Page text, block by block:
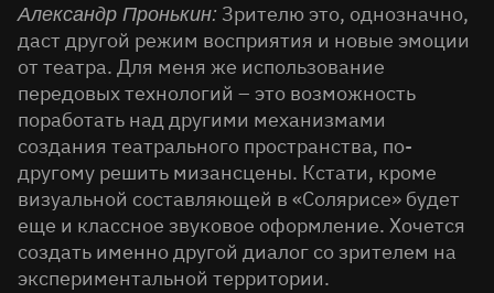
Александр Пронькин: Зрителю это, однозначно,
даст другой режим восприятия и новые эмоции
от театра. Для меня же использование
передовых технологий – это возможность
поработать над другими механизмами
создания театрального пространства, по-
другому решить мизансцены. Кстати, кроме
визуальной составляющей в «Солярисе» будет
еще и классное звуковое оформление. Хочется
создать именно другой диалог со зрителем на
экспериментальной территории.